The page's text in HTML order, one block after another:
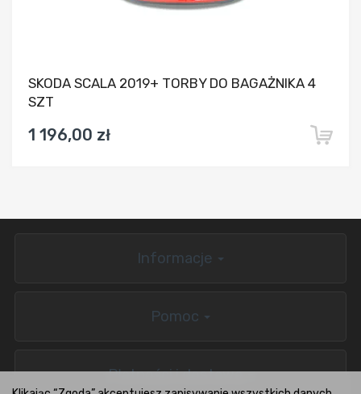
SKODA SCALA 2019+ TORBY DO BAGAŻNIKA 4
SZT
1 196,00 zł
Informacje
Pomoc
Płatności i dostawa